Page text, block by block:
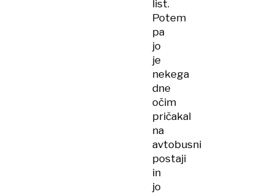
list.
Potem
pa
jo
je
nekega
dne
očim
pričakal
na
avtobusni
postaji
in
jo